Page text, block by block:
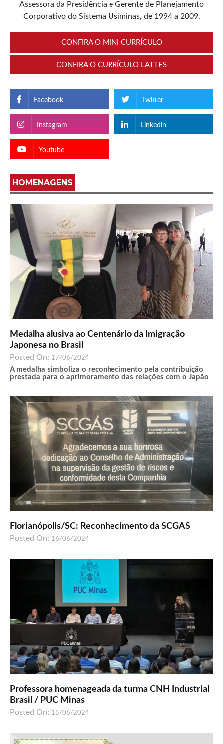
Assessora da Presidência e Gerente de Planejamento
Corporativo do Sistema Usiminas, de 1994 a 2009.
CONFIRA O MINI CURRÍCULO
CONFIRA O CURRÍCULO LATTES
Facebook Twitter
Instagram Linkedin
Youtube
HOMENAGENS
Medalha alusiva ao Centenário da Imigração
Japonesa no Brasil
Posted On: 17/06/2024
A medalha simboliza o reconhecimento pela contribuição
prestada para o aprimoramento das relações com o Japão
Florianópolis/SC: Reconhecimento da SCGAS
Posted On: 16/06/2024
Professora homenageada da turma CNH Industrial
Brasil / PUC Minas
Posted On: 15/06/2024